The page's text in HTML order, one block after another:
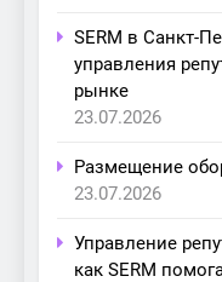
SERM в Санкт-
управления
рынке
23.07.2026
Размещение
23.07.2026
Управление
как SERM